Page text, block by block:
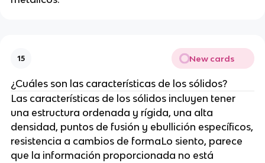
15 New cards
¿Cuáles son las características de los sólidos?
Las características de los sólidos incluyen tener
una estructura ordenada y rígida, una alta
densidad, puntos de fusión y ebullición específicos,
resistencia a cambios de formaLo siento, parece
que la información proporcionada no está